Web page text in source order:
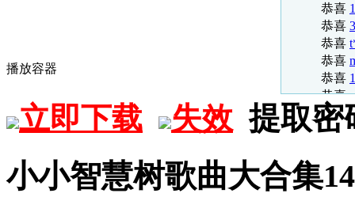
恭喜
恭喜
恭喜
恭喜
恭喜
恭喜
恭喜
恭喜
恭喜
恭喜
播放容器
立即下载 失效 提取密
小小智慧树歌曲大合集